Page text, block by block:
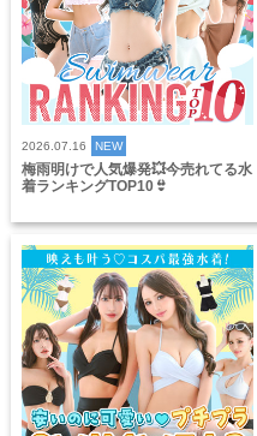
2026.07.16 NEW
梅雨明けで人気爆発💥今売れてる水
着ランキングTOP10👙